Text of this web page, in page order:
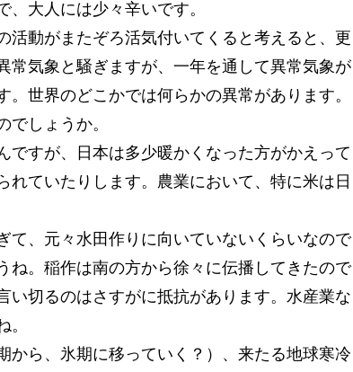
大人には少々辛いです。
動がまたぞろ活気付いてくると考えると、更
常気象と騒ぎますが、一年を通して異常気象が
世界のどこかでは何らかの異常があります。
しょうか。
すが、日本は多少暖かくなった方がかえって
ていたりします。農業において、特に米は日
、元々水田作りに向いていないくらいなので
ね。稲作は南の方から徐々に伝播してきたので
い切るのはさすがに抵抗があります。水産業な
ら、氷期に移っていく？）、来たる地球寒冷